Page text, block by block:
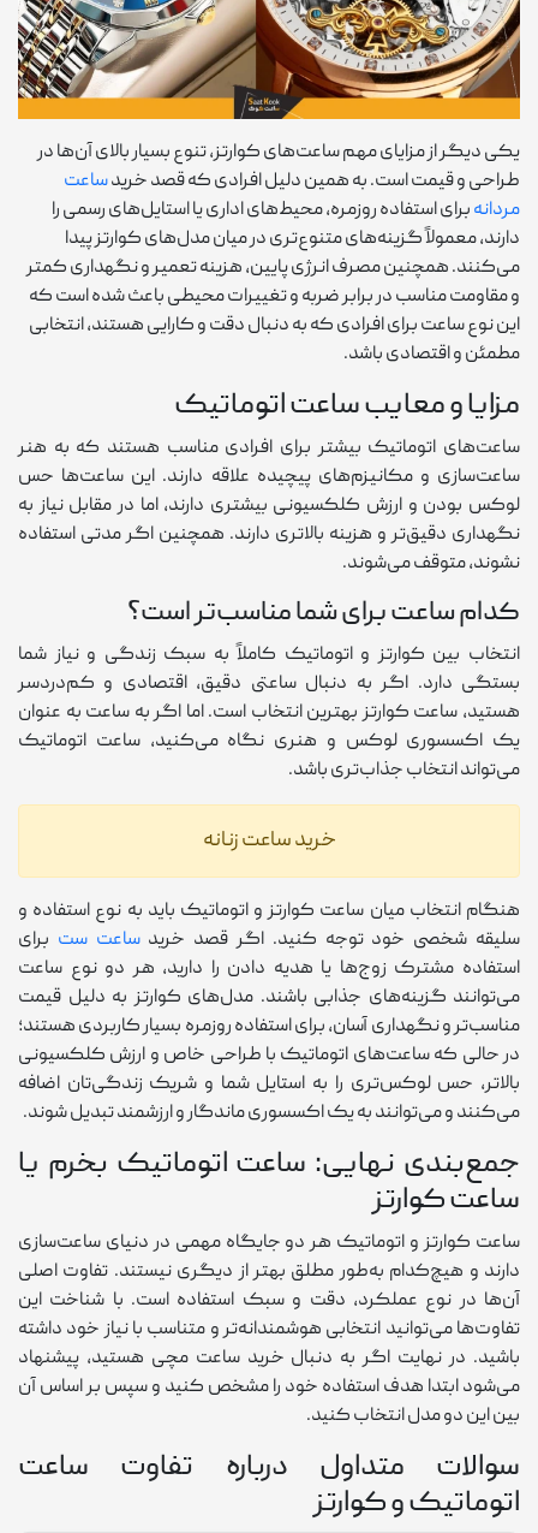
یکی دیگر از مزایای مهم ساعت‌های کوارتز، تنوع بسیار بالای آن‌ها در
طراحی و قیمت است. به همین دلیل افرادی که قصد خریدساعت
مردانهبرای استفاده روزمره، محیط‌های اداری یا استایل‌های رسمی را
دارند، معمولاً گزینه‌های متنوع‌تری در میان مدل‌های کوارتز پیدا
می‌کنند. همچنین مصرف انرژی پایین، هزینه تعمیر و نگهداری کمتر
و مقاومت مناسب در برابر ضربه و تغییرات محیطی باعث شده است که
این نوع ساعت برای افرادی که به دنبال دقت و کارایی هستند، انتخابی
مطمئن و اقتصادی باشد.
مزایا و معایب ساعت اتوماتیک
ساعت‌های اتوماتیک بیشتر برای افرادی مناسب هستند که به هنر
ساعت‌سازی و مکانیزم‌های پیچیده علاقه دارند. این ساعت‌ها حس
لوکس بودن و ارزش کلکسیونی بیشتری دارند، اما در مقابل نیاز به
نگهداری دقیق‌تر و هزینه بالاتری دارند. همچنین اگر مدتی استفاده
نشوند، متوقف می‌شوند.
کدام ساعت برای شما مناسب‌تر است؟
انتخاب بین کوارتز و اتوماتیک کاملاً به سبک زندگی و نیاز شما
بستگی دارد. اگر به دنبال ساعتی دقیق، اقتصادی و کم‌دردسر
هستید، ساعت کوارتز بهترین انتخاب است. اما اگر به ساعت به عنوان
یک اکسسوری لوکس و هنری نگاه می‌کنید، ساعت اتوماتیک
می‌تواند انتخاب جذاب‌تری باشد.
خرید ساعت زنانه
هنگام انتخاب میان ساعت کوارتز و اتوماتیک باید به نوع استفاده و
سلیقه شخصی خود توجه کنید. اگر قصد خریدساعت ست برای
استفاده مشترک زوج‌ها یا هدیه دادن را دارید، هر دو نوع ساعت
می‌توانند گزینه‌های جذابی باشند. مدل‌های کوارتز به دلیل قیمت
مناسب‌تر و نگهداری آسان، برای استفاده روزمره بسیار کاربردی هستند؛
در حالی که ساعت‌های اتوماتیک با طراحی خاص و ارزش کلکسیونی
بالاتر، حس لوکس‌تری را به استایل شما و شریک زندگی‌تان اضافه
می‌کنند و می‌توانند به یک اکسسوری ماندگار و ارزشمند تبدیل شوند.
جمع‌بندی نهایی: ساعت اتوماتیک بخرم یا
ساعت کوارتز
ساعت کوارتز و اتوماتیک هر دو جایگاه مهمی در دنیای ساعت‌سازی
دارند و هیچ‌کدام به‌طور مطلق بهتر از دیگری نیستند. تفاوت اصلی
آن‌ها در نوع عملکرد، دقت و سبک استفاده است. با شناخت این
تفاوت‌ها می‌توانید انتخابی هوشمندانه‌تر و متناسب با نیاز خود داشته
باشید. در نهایت اگر به دنبال خرید ساعت مچی هستید، پیشنهاد
می‌شود ابتدا هدف استفاده خود را مشخص کنید و سپس بر اساس آن
بین این دو مدل انتخاب کنید.
سوالات متداول درباره تفاوت ساعت
اتوماتیک و کوارتز